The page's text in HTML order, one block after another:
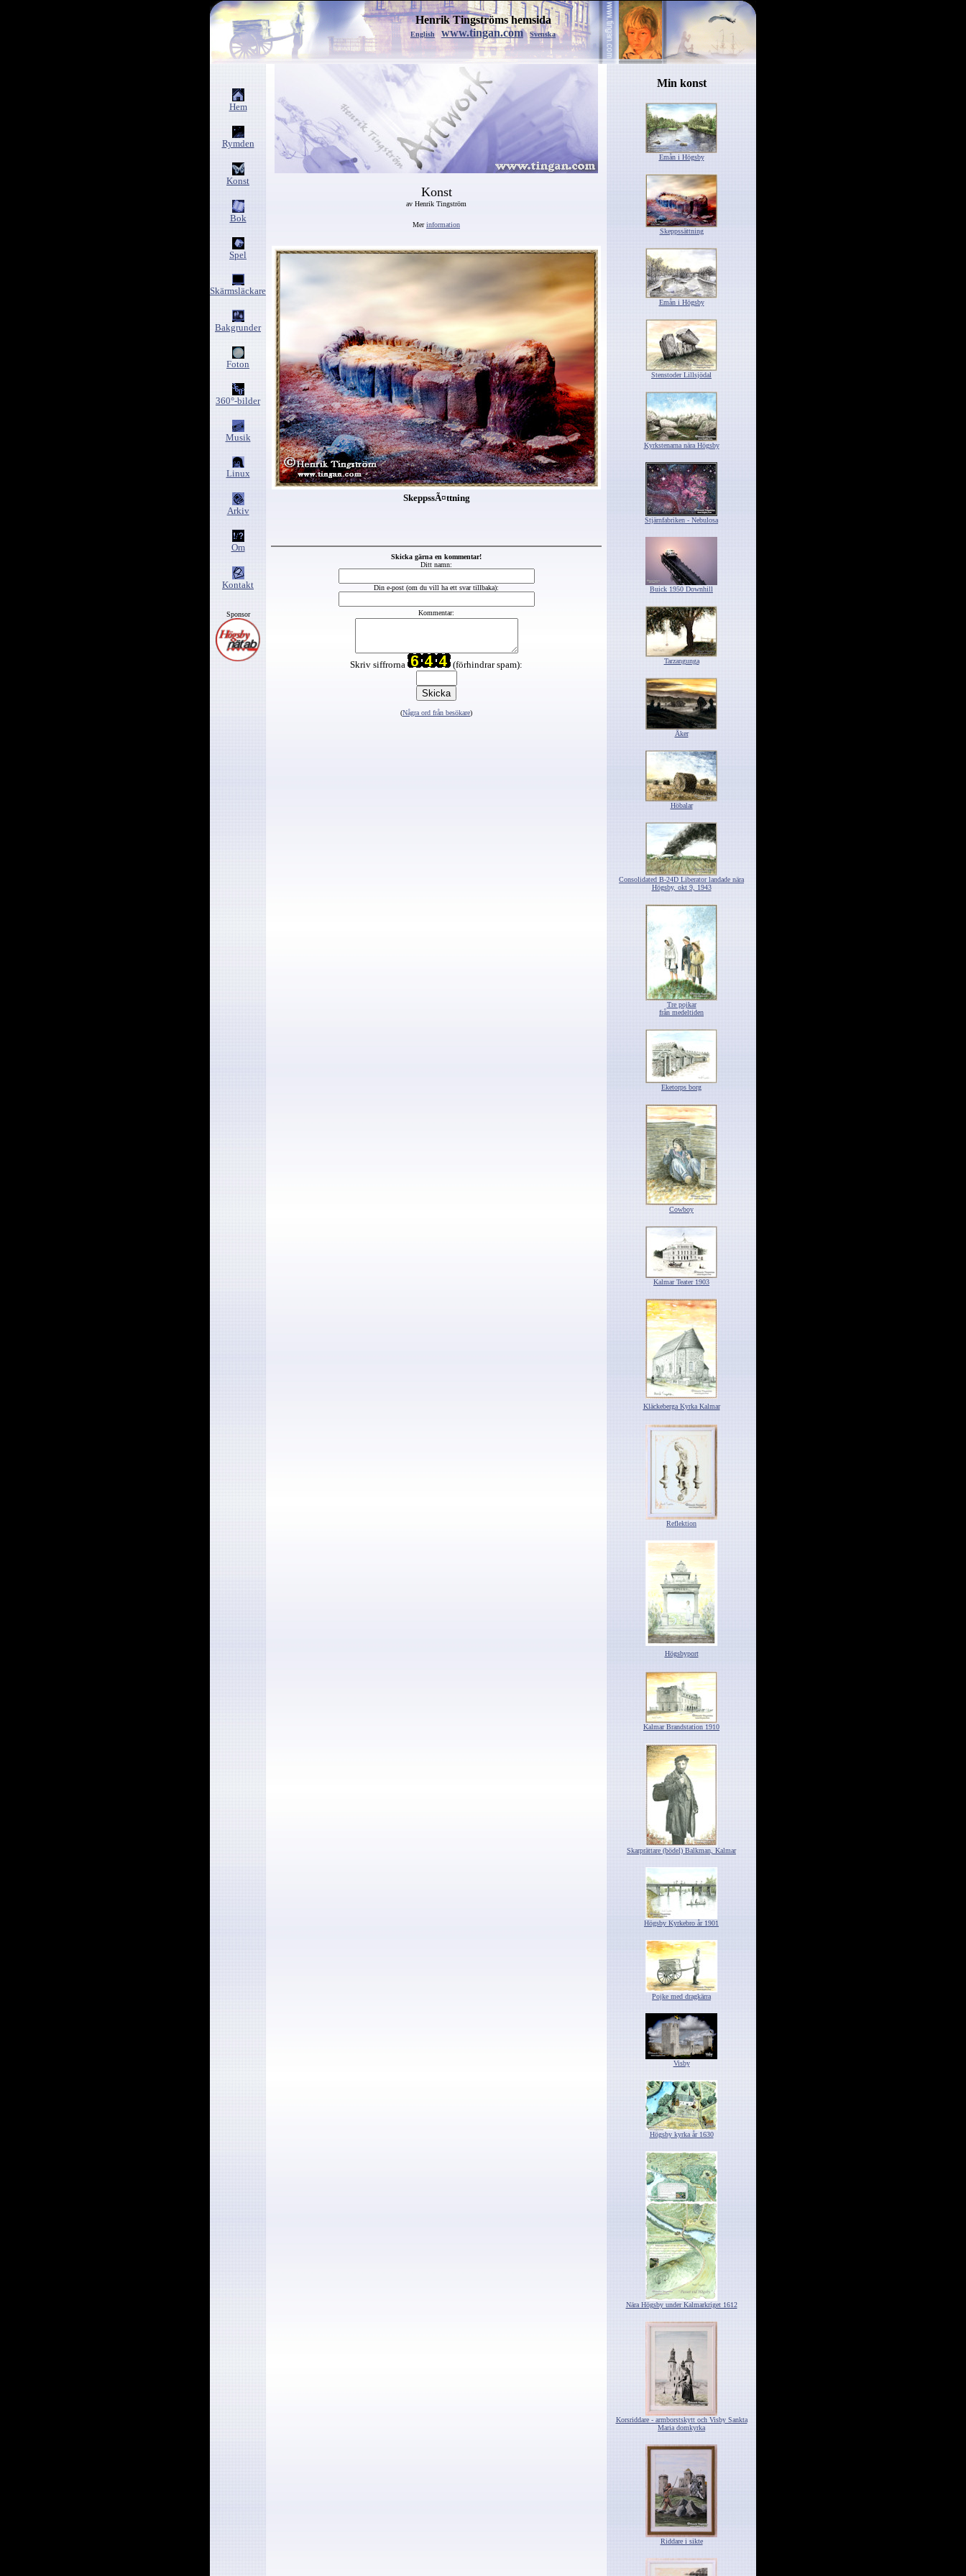
Henrik Tingströms hemsida
English www.tingan.com Svenska
Hem
Rymden
Konst
Bok
Spel
Skärmsläckare
Bakgrunder
Foton
360°-bilder
Musik
Linux
Arkiv
Om
Kontakt
Sponsor
Konst
av Henrik Tingström
Merinformation
SkeppssÃ¤ttning
Skicka gärna en kommentar!
Ditt namn:
Din e-post (om du vill ha ett svar tillbaka):
Kommentar:
Skriv siffrorna (förhindrar spam):
(Några ord från besökare)
Min konst
Emån i Högsby
Skeppssättning
Emån i Högsby
Stenstoder Lillsjödal
Kyrkstenarna nära Högsby
Stjärnfabriken - Nebulosa
Buick 1950 Downhill
Tarzangunga
Åker
Höbalar
Consolidated B-24D Liberator landade nära
Högsby, okt 9, 1943
Tre pojkar
från medeltiden
Eketorps borg
Cowboy
Kalmar Teater 1903
Kläckeberga Kyrka Kalmar
Reflektion
Högsbyport
Kalmar Brandstation 1910
Skarprättare (bödel) Balkman, Kalmar
Högsby Kyrkebro år 1901
Pojke med dragkärra
Visby
Högsby kyrka år 1630
Nära Högsby under Kalmarkriget 1612
Korsriddare - armborstskytt och Visby Sankta
Maria domkyrka
Riddare i sikte